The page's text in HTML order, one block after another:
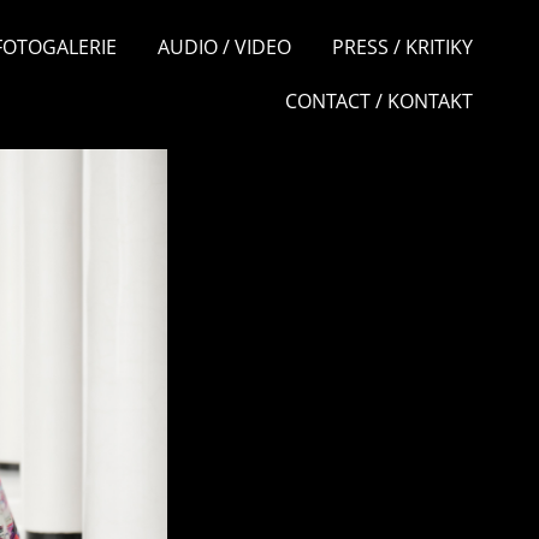
AUDIO / VIDEO PRESS / KRITIKY
CONTACT / KONTAKT